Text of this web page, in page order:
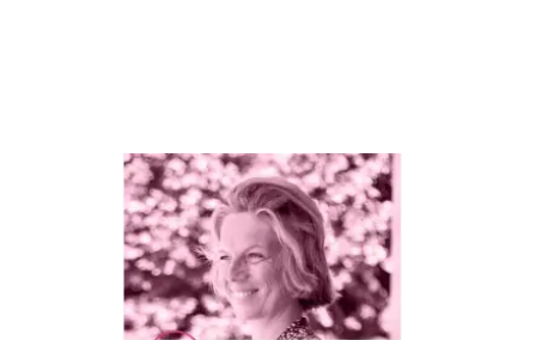
Interview de Perrine Corvaisier dans le
podcast Récit d’elles